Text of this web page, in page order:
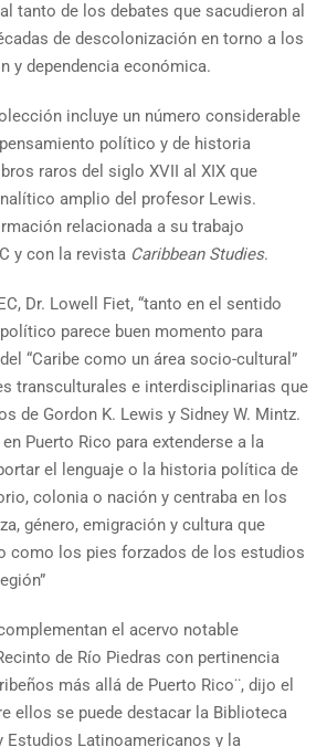
tanto de los debates que sacudieron al
de descolonización en torno a los
y dependencia económica.
incluye un número considerable
político y de historia
raros del siglo XVII al XIX que
amplio del profesor Lewis.
relacionada a su trabajo
y con la revista Caribbean Studies.
Dr. Lowell Fiet, “tanto en el sentido
parece buen momento para
“Caribe como un área socio-cultural”
transculturales e interdisciplinarias que
de Gordon K. Lewis y Sidney W. Mintz.
Puerto Rico para extenderse a la
el lenguaje o la historia política de
colonia o nación y centraba en los
género, emigración y cultura que
como los pies forzados de los estudios
el acervo notable
de Río Piedras con pertinencia
más allá de Puerto Rico¨, dijo el
ellos se puede destacar la Biblioteca
Estudios Latinoamericanos y la